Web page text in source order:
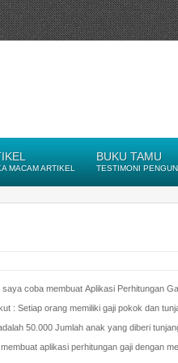
MACAM ARTIKEL
BUKU TAMU
TESTIMONI
coba membuat Aplikasi Perhitungan
: Setiap orang memiliki gaji pokok dan
50.000 Jumlah anak yang diberi
aplikasi perhitungan gaji dengan